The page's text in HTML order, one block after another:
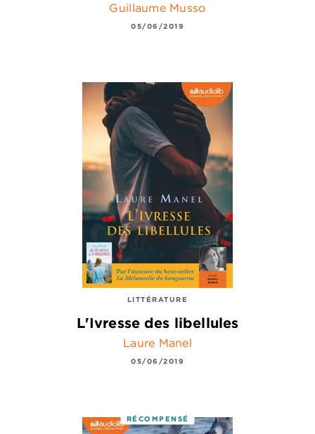
Guillaume Musso
05/06/2019
LITTÉRATURE
L'Ivresse des libellules
Laure Manel
05/06/2019
RÉCOMPENSÉ